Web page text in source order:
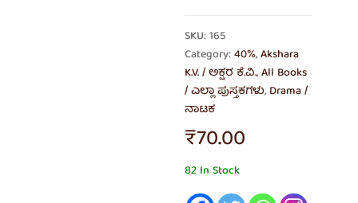
SKU: 165
Category:40%,Akshara
K.V. / ಅಕ್ಷರ ಕೆ.ವಿ.,All Books
/ ಎಲ್ಲಾ ಪುಸ್ತಕಗಳು, Drama /
ನಾಟಕ
₹70.00
82 In Stock